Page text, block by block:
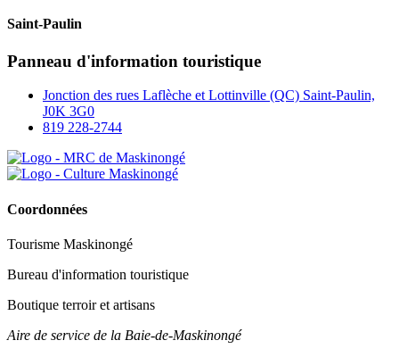
Saint-Paulin
Panneau d'information touristique
Jonction des rues Laflèche et Lottinville (QC) Saint-Paulin,
J0K 3G0
819 228‑2744
Coordonnées
Tourisme Maskinongé
Bureau d'information touristique
Boutique terroir et artisans
Aire de service de la Baie-de-Maskinongé